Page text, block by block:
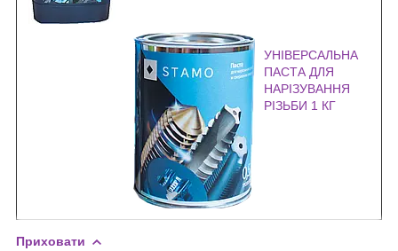
УНІВЕРСАЛЬНА
ПАСТА ДЛЯ
НАРІЗУВАННЯ
РІЗЬБИ 1 КГ
Приховати